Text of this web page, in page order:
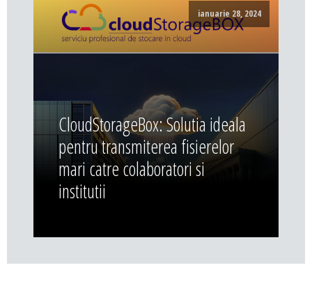
ianuarie 28, 2024
CloudStorageBox: Solutia ideala
pentru transmiterea fisierelor
mari catre colaboratori si
institutii